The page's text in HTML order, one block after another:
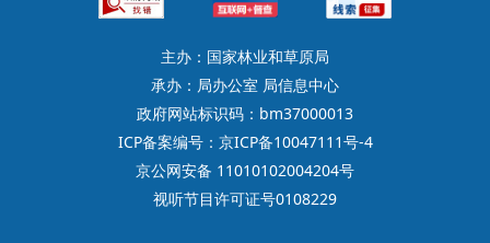
主办：国家林业和草原局
承办：局办公室 局信息中心
政府网站标识码：bm37000013
ICP备案编号：京ICP备10047111号-4
京公网安备 11010102004204号
视听节目许可证号0108229